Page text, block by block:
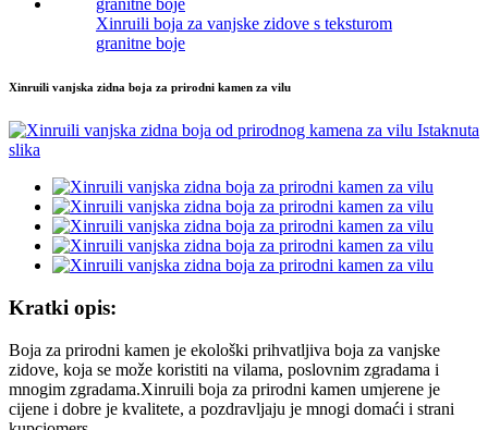
Xinruili boja za vanjske zidove s teksturom
granitne boje
Xinruili vanjska zidna boja za prirodni kamen za vilu
Kratki opis:
Boja za prirodni kamen je ekološki prihvatljiva boja za vanjske
zidove, koja se može koristiti na vilama, poslovnim zgradama i
mnogim zgradama.Xinruili boja za prirodni kamen umjerene je
cijene i dobre je kvalitete, a pozdravljaju je mnogi domaći i strani